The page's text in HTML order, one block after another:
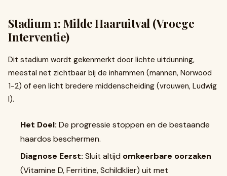
Stadium 1: Milde Haaruitval (Vroege
Interventie)
Dit stadium wordt gekenmerkt door lichte uitdunning,
meestal net zichtbaar bij de inhammen (mannen, Norwood
1-2) of een licht bredere middenscheiding (vrouwen, Ludwig
I).
Het Doel: De progressie stoppen en de bestaande
haardos beschermen.
Diagnose Eerst: Sluit altijd omkeerbare oorzaken
(Vitamine D, Ferritine, Schildklier) uit met